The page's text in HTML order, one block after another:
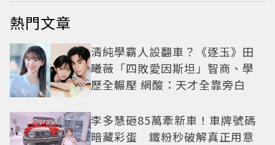
熱門文章
清純學霸人設翻車？《逐玉》田
曦薇「四敗愛因斯坦」智商、學
歷全輾壓 網酸：天才全靠旁白
李多慧砸85萬牽新車！車牌號碼
暗藏彩蛋 鐵粉秒破解真正用意